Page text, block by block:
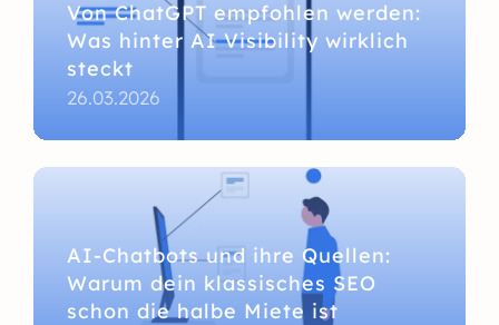
Von ChatGPT empfohlen werden:
Was hinter AI Visibility wirklich
steckt
26.03.2026
AI-Chatbots und ihre Quellen:
Warum dein klassisches SEO
schon die halbe Miete ist